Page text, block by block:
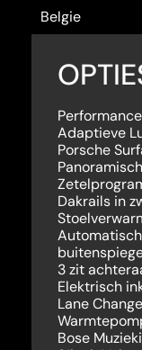
Belgie
Adaptieve
Porsche
Dakrails in
3 zit
Elektrisch
Lane
Bose